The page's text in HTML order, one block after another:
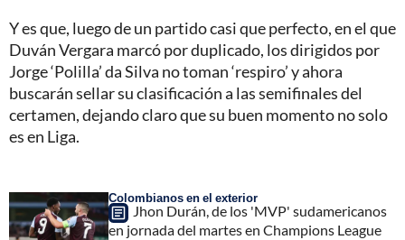
Y es que, luego de un partido casi que perfecto, en el que
Duván Vergara marcó por duplicado, los dirigidos por
Jorge ‘Polilla’ da Silva no toman ‘respiro’ y ahora
buscarán sellar su clasificación a las semifinales del
certamen, dejando claro que su buen momento no solo
es en Liga.
Colombianos en el exterior
Jhon Durán, de los 'MVP' sudamericanos
en jornada del martes en Champions League